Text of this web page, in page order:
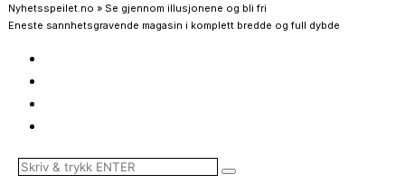
Nyhetsspeilet.no » Se gjennom illusjonene og bli fri
Eneste sannhetsgravende magasin i komplett bredde og full dybde